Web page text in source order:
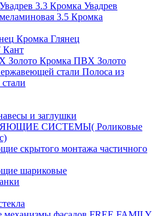
3.3 Кромка Увадрев
3.5 Кромка
Кромка Глянец
Кант
Кромка ПВХ Золото
Полоса из
и заглушки
СИСТЕМЫ( Роликовые
скрытого монтажа частичного
шариковые